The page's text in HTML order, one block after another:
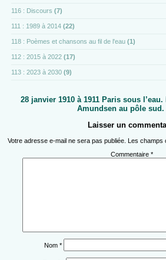
116 : Discours (7)
111 : 1989 à 2014 (22)
118 : Poèmes et chansons au fil de l'eau (1)
112 : 2015 à 2022 (17)
113 : 2023 à 2030 (9)
28 janvier 1910 à 1911 Paris sous
Amundsen au pôle sud.
Laisser un
Votre adresse e-mail ne sera pas publiée. Les champs
Commentaire *
Nom *